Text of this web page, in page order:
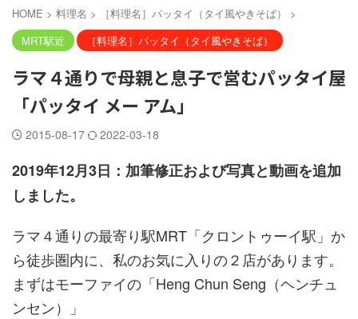
HOME > 料理名 > ［料理名］パッタイ（タイ風やきそば）
>
MRT駅近
［料理名］パッタイ（タイ風やきそば）
ラマ４通りで母親と息子で営むパッタイ屋
「パッタイ メー アム」
2015-08-17 2022-03-18
2019年12月3日：加筆修正および写真と動画を追加
しました。
ラマ４通りの最寄り駅MRT「クロントゥーイ駅」か
ら徒歩圏内に、私のお気に入りの２店があります。
まずはモーファイの「Heng Chun Seng（ヘンチュ
ンセン）」